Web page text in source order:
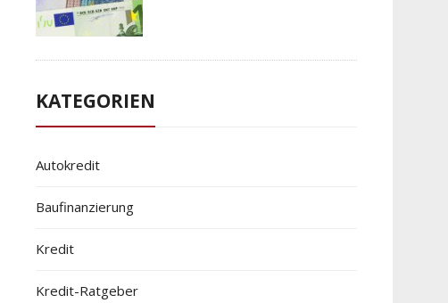
KATEGORIEN
Autokredit
Baufinanzierung
Kredit
Kredit-Ratgeber